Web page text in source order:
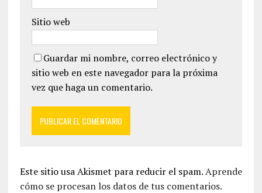
Sitio web
Guardar mi nombre, correo electrónico y
sitio web en este navegador para la próxima
vez que haga un comentario.
Este sitio usa Akismet para reducir el spam.Aprende
cómo se procesan los datos de tus comentarios.